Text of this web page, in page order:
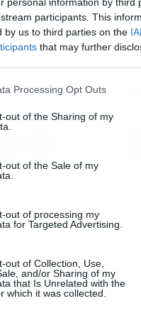
participants. This
by us to third parties on the
that may further
Processing Opt Outs
out of the Sharing of my
out of the Sale of my
out of processing my
for Targeted Advertising.
out of Collection, Use,
and/or Sharing of my
that Is Unrelated with the
which it was collected.
el Programa
de TEMU: